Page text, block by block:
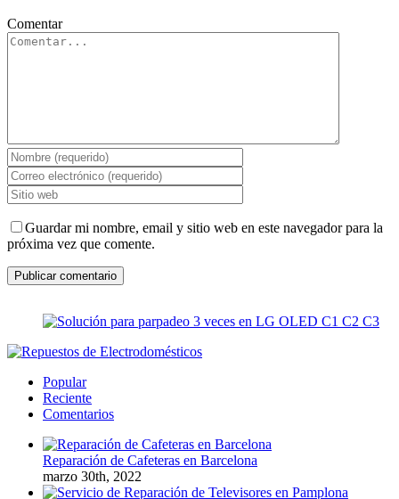
Comentar
Guardar mi nombre, email y sitio web en este navegador para la
próxima vez que comente.
Popular
Reciente
Comentarios
Reparación de Cafeteras en Barcelona
marzo 30th, 2022